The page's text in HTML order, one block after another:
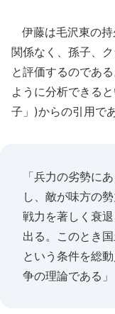
伊藤は毛沢東の持
関係なく、孫子、
と評価するのであ
ように分析できる
子」)からの引用であ
「兵力の劣勢に
し、敵が味方の
戦力を著しく衰
出る。このとき
という条件を総
争の理論である」